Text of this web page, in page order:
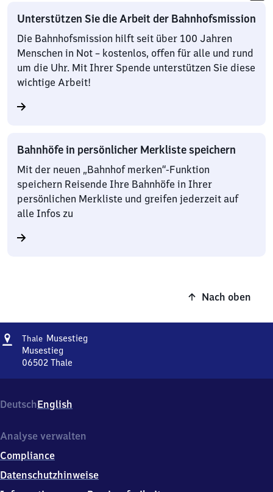
Unterstützen Sie die Arbeit der Bahnhofsmission
Die Bahnhofsmission hilft seit über 100 Jahren
Menschen in Not – kostenlos, offen für alle und rund
um die Uhr. Mit Ihrer Spende unterstützen Sie diese
wichtige Arbeit!
Bahnhöfe in persönlicher Merkliste speichern
Mit der neuen „Bahnhof merken“-Funktion
speichern Reisende Ihre Bahnhöfe in Ihrer
persönlichen Merkliste und greifen jederzeit auf
alle Infos zu
Nach oben
Adresse
Thale Musestieg
Musestieg
06502 Thale
Musestieg,
0
5
2
Thale
DeutschEnglish
Analyse verwalten
Compliance
Datenschutzhinweise